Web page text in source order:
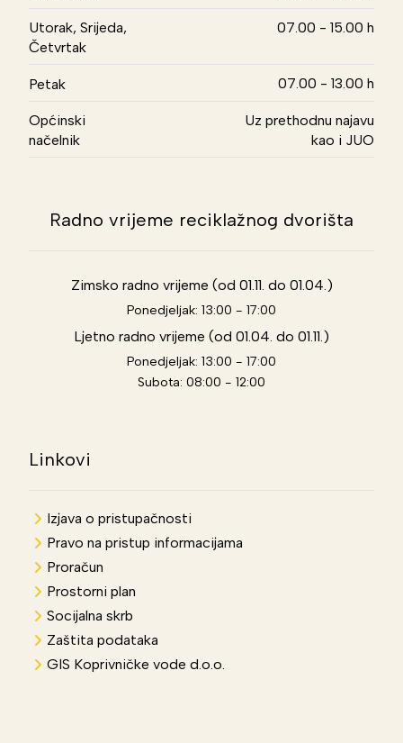
Utorak, Srijeda,
Četvrtak
07.00 - 15.00 h
Petak 07.00 - 13.00 h
Općinski
načelnik
Uz prethodnu najavu
kao i JUO
Radno vrijeme reciklažnog dvorišta
Zimsko radno vrijeme (od 01.11. do 01.04.)
Ponedjeljak: 13:00 - 17:00
Ljetno radno vrijeme (od 01.04. do 01.11.)
Ponedjeljak: 13:00 - 17:00
Subota: 08:00 - 12:00
Linkovi
Izjava o pristupačnosti
Pravo na pristup informacijama
Proračun
Prostorni plan
Socijalna skrb
Zaštita podataka
GIS Koprivničke vode d.o.o.